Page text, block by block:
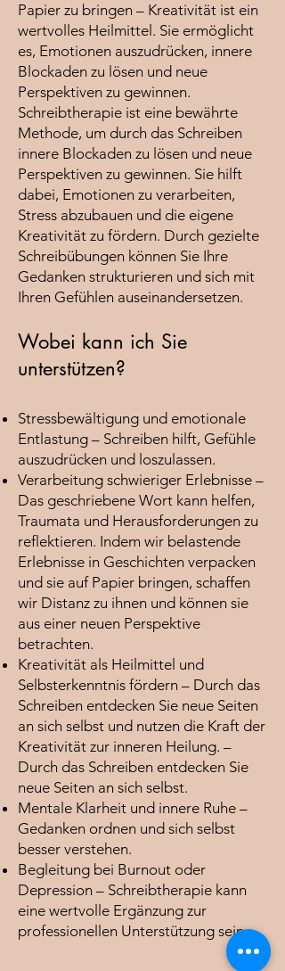
Papier zu bringen – Kreativität ist ein
wertvolles Heilmittel. Sie ermöglicht
es, Emotionen auszudrücken, innere
Blockaden zu lösen und neue
Perspektiven zu gewinnen.
Schreibtherapie ist eine bewährte
Methode, um durch das Schreiben
innere Blockaden zu lösen und neue
Perspektiven zu gewinnen. Sie hilft
dabei, Emotionen zu verarbeiten,
Stress abzubauen und die eigene
Kreativität zu fördern. Durch gezielte
Schreibübungen können Sie Ihre
Gedanken strukturieren und sich mit
Ihren Gefühlen auseinandersetzen.
Wobei kann ich Sie
unterstützen?
Stressbewältigung und emotionale
Entlastung – Schreiben hilft, Gefühle
auszudrücken und loszulassen.
Verarbeitung schwieriger Erlebnisse –
Das geschriebene Wort kann helfen,
Traumata und Herausforderungen zu
reflektieren. Indem wir belastende
Erlebnisse in Geschichten verpacken
und sie auf Papier bringen, schaffen
wir Distanz zu ihnen und können sie
aus einer neuen Perspektive
betrachten.
Kreativität als Heilmittel und
Selbsterkenntnis fördern – Durch das
Schreiben entdecken Sie neue Seiten
an sich selbst und nutzen die Kraft der
Kreativität zur inneren Heilung. –
Durch das Schreiben entdecken Sie
neue Seiten an sich selbst.
Mentale Klarheit und innere Ruhe –
Gedanken ordnen und sich selbst
besser verstehen.
Begleitung bei Burnout oder
Depression – Schreibtherapie kann
eine wertvolle Ergänzung zur
professionellen Unterstützung sein.